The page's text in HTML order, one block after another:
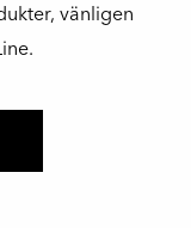
vänligen